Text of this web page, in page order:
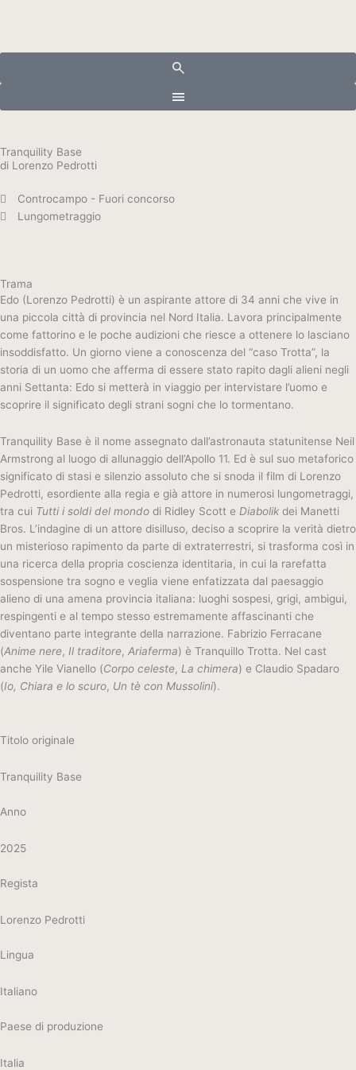
Tranquility Base
di Lorenzo Pedrotti
Controcampo - Fuori concorso
Lungometraggio
Trama
Edo (Lorenzo Pedrotti) è un aspirante attore di 34 anni che vive in
una piccola città di provincia nel Nord Italia. Lavora principalmente
come fattorino e le poche audizioni che riesce a ottenere lo lasciano
insoddisfatto. Un giorno viene a conoscenza del “caso Trotta”, la
storia di un uomo che afferma di essere stato rapito dagli alieni negli
anni Settanta: Edo si metterà in viaggio per intervistare l’uomo e
scoprire il significato degli strani sogni che lo tormentano.
Tranquility Base è il nome assegnato dall’astronauta statunitense Neil
Armstrong al luogo di allunaggio dell’Apollo 11. Ed è sul suo metaforico
significato di stasi e silenzio assoluto che si snoda il film di Lorenzo
Pedrotti, esordiente alla regia e già attore in numerosi lungometraggi,
tra cui Tutti i soldi del mondo di Ridley Scott e Diabolik dei Manetti
Bros. L’indagine di un attore disilluso, deciso a scoprire la verità dietro
un misterioso rapimento da parte di extraterrestri, si trasforma così in
una ricerca della propria coscienza identitaria, in cui la rarefatta
sospensione tra sogno e veglia viene enfatizzata dal paesaggio
alieno di una amena provincia italiana: luoghi sospesi, grigi, ambigui,
respingenti e al tempo stesso estremamente affascinanti che
diventano parte integrante della narrazione. Fabrizio Ferracane
(Anime nere, Il traditore, Ariaferma) è Tranquillo Trotta. Nel cast
anche Yile Vianello (Corpo celeste, La chimera) e Claudio Spadaro
(Io, Chiara e lo scuro, Un tè con Mussolini).
Titolo originale
Tranquility Base
Anno
2025
Regista
Lorenzo Pedrotti
Lingua
Italiano
Paese di produzione
Italia